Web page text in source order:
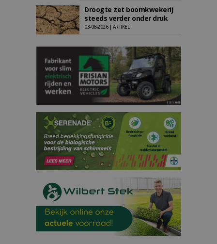
Droogte zet boomkwekerij
steeds verder onder druk
03-08-2026 | ARTIKEL